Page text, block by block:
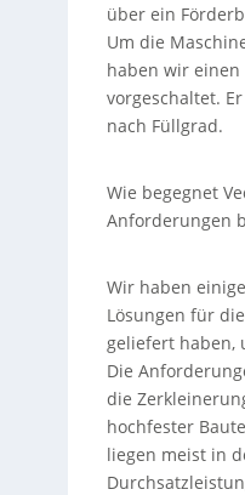
über ein
Um die
haben wir
vorgeschaltet.
nach Füllgrad.
Wie begegnet
Anforderungen
Wir haben
Lösungen für
geliefert haben,
Die
die
hochfester
liegen meist in